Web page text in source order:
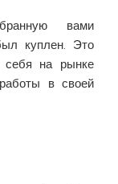
вами
куплен. Это
себя на рынке
в своей